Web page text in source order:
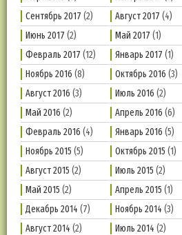
Сентябрь 2017 (2) Август 2017 (4)
Июнь 2017 (2) Май 2017 (1)
Февраль 2017 (12) Январь 2017 (1)
Ноябрь 2016 (8) Октябрь 2016 (3)
Август 2016 (3) Июль 2016 (2)
Май 2016 (2) Апрель 2016 (6)
Февраль 2016 (4) Январь 2016 (5)
Ноябрь 2015 (5) Октябрь 2015 (1)
Август 2015 (2) Июль 2015 (2)
Май 2015 (2) Апрель 2015 (1)
Декабрь 2014 (7) Ноябрь 2014 (3)
Август 2014 (2) Июль 2014 (2)